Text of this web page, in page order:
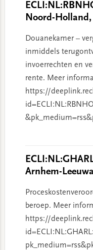
Noord-Holland,
Douanekamer –
inmiddels
invoerrechten en
rente. Meer
https://
Arnhem-
beroep. Meer
https://